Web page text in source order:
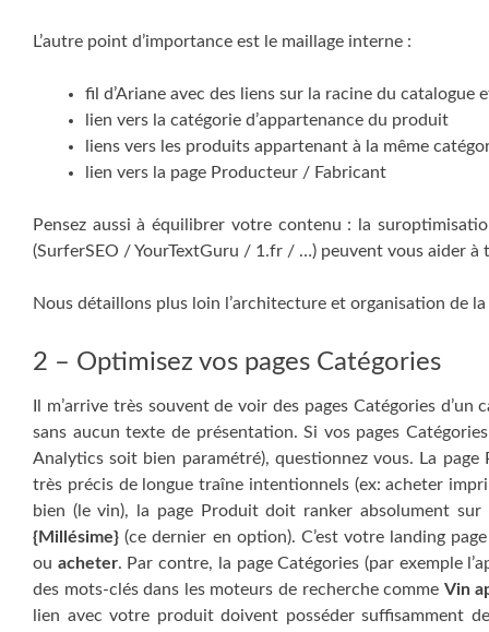
L’autre point d’importance est le maillage interne :
fil d’Ariane avec des liens sur la racine du catalogue
lien vers la catégorie d’appartenance du produit
liens vers les produits appartenant à la même
lien vers la page Producteur / Fabricant
Pensez aussi à équilibrer votre contenu : la
(SurferSEO / YourTextGuru / 1.fr / …) peuvent vous aider à
Nous détaillons plus loin l’architecture et organisation de
2 – Optimisez vos pages Catégories
Il m’arrive très souvent de voir des pages Catégories
sans aucun texte de présentation. Si vos pages
Analytics soit bien paramétré), questionnez vous. La
très précis de longue traîne intentionnels (ex: acheter
bien (le vin), la page Produit doit ranker absolument
{Millésime} (ce dernier en option). C’est votre landing
ou acheter. Par contre, la page Catégories (par exemple
des mots-clés dans les moteurs de recherche comme Vin
lien avec votre produit doivent posséder suffisamment